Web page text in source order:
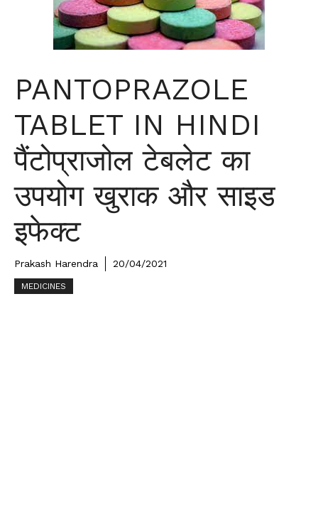
PANTOPRAZOLE
TABLET IN HINDI
पैंटोप्राजोल टेबलेट का
उपयोग खुराक और साइड
इफेक्ट
Prakash Harendra 20/04/2021
MEDICINES